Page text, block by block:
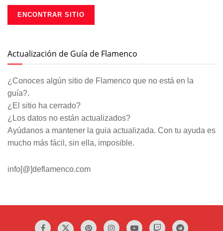
Actualización de Guía de Flamenco
¿Conoces algún sitio de Flamenco que no está en la
guía?.
¿El sitio ha cerrado?
¿Los datos no están actualizados?
Ayúdanos a mantener la guia actualizada. Con tu ayuda es
mucho más fácil, sin ella, imposible.
info[@]deflamenco.com